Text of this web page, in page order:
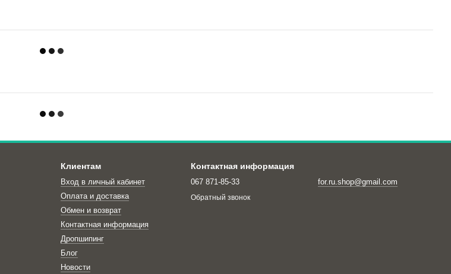
Клиентам
Вход в личный кабинет
Оплата и доставка
Обмен и возврат
Контактная информация
Дропшипинг
Блог
Новости
Контактная информация
067 871-85-33
Обратный звонок
for.ru.shop@gmail.com